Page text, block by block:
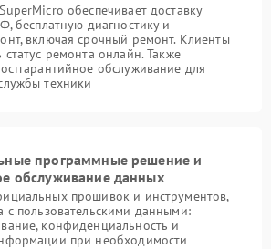
обеспечивает доставку
бесплатную диагностику и
включая срочный ремонт. Клиенты
статус ремонта онлайн. Также
обслуживание для
техники
программные решение и
обслуживание данных
прошивок и инструментов,
с пользовательскими данными:
конфиденциальность и
при необходимости